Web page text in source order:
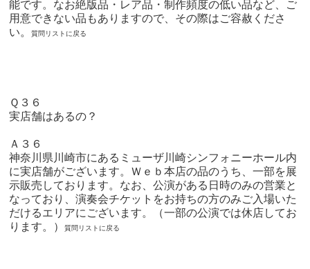
能です。なお絶版品・レア品・制作頻度の低い品など、ご
用意できない品もありますので、その際はご容赦くださ
い。質問リストに戻る
Ｑ３６
実店舗はあるの？
Ａ３６
神奈川県川崎市にある ミューザ川崎シンフォニーホール内
に実店舗がございます。Ｗｅｂ本店の品のうち、一部を展
示販売しております。なお、公演がある日時のみの営業と
なっており、演奏会チケットをお持ちの方のみご入場いた
だけるエリアにございます。（一部の公演では休店してお
ります。）質問リストに戻る